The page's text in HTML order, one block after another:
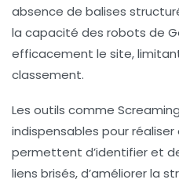
absence de balises
la capacité des robots de
efficacement le site,
classement.
Les outils comme
indispensables pour réaliser
permettent d’identifier et
liens brisés, d’améliorer la